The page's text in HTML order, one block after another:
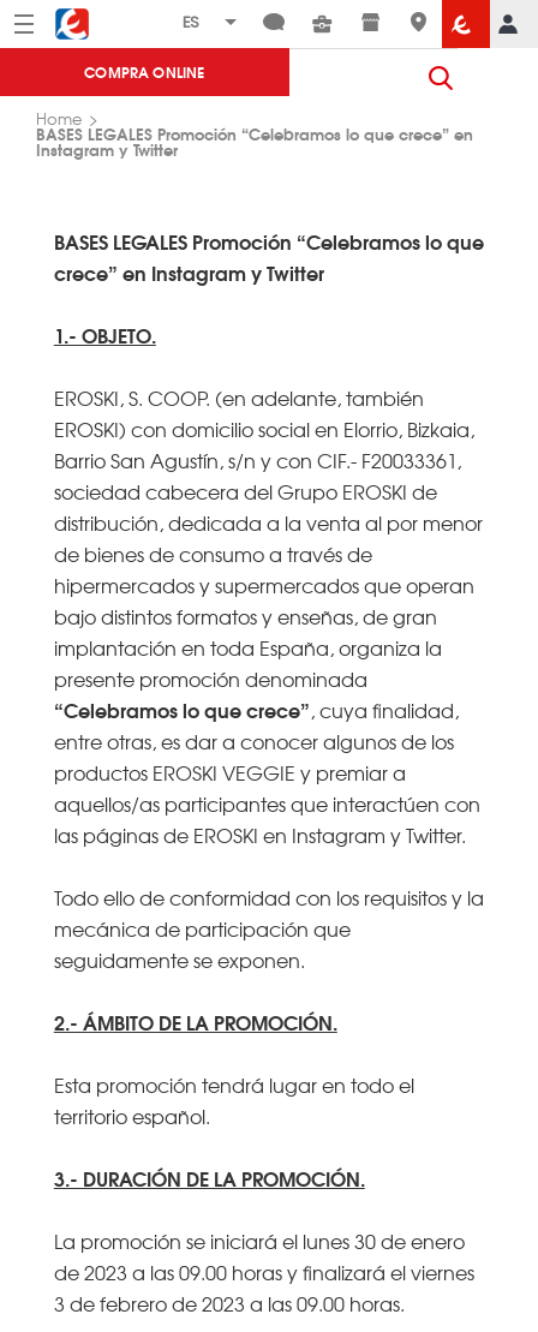
Menú Eroski
COMPRA ONLINE
Home
BASES LEGALES Promoción “Celebramos lo que crece” en
Instagram y Twitter
BASES LEGALES Promoción “Celebramos lo que
crece” en Instagram y Twitter
1.- OBJETO.
EROSKI, S. COOP. (en adelante, también
EROSKI) con domicilio social en Elorrio, Bizkaia,
Barrio San Agustín, s/n y con CIF.- F20033361,
sociedad cabecera del Grupo EROSKI de
distribución, dedicada a la venta al por menor
de bienes de consumo a través de
hipermercados y supermercados que operan
bajo distintos formatos y enseñas, de gran
implantación en toda España, organiza la
presente promoción denominada
“Celebramos lo que crece”, cuya finalidad,
entre otras, es dar a conocer algunos de los
productos EROSKI VEGGIE y premiar a
aquellos/as participantes que interactúen con
las páginas de EROSKI en Instagram y Twitter.
Todo ello de conformidad con los requisitos y la
mecánica de participación que
seguidamente se exponen.
2.- ÁMBITO DE LA PROMOCIÓN.
Esta promoción tendrá lugar en todo el
territorio español.
3.- DURACIÓN DE LA PROMOCIÓN.
La promoción se iniciará el lunes 30 de enero
de 2023 a las 09.00 horas y finalizará el viernes
3 de febrero de 2023 a las 09.00 horas.